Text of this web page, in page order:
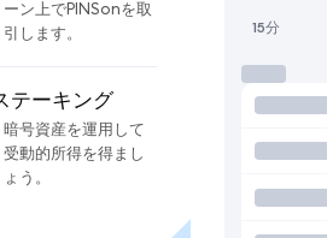
ーン上でPINSonを取
引します。
テーキング
暗号資産を運用して
受動的所得を得まし
ょう。
15分